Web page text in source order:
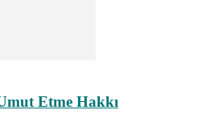
Etme Hakkı